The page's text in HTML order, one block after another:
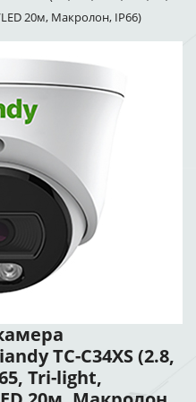
20м, Макролон, IP66)
TC-C34XS (2.8,
Tri-light,